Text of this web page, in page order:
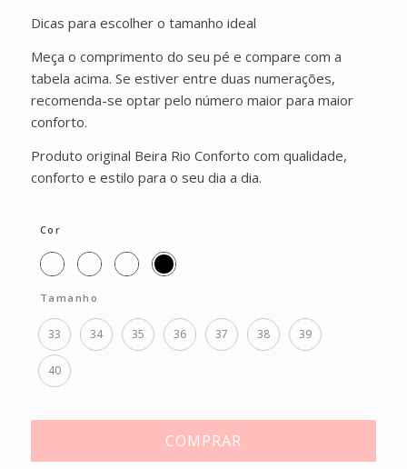
Dicas para escolher o tamanho ideal
Meça o comprimento do seu pé e compare com a
tabela acima. Se estiver entre duas numerações,
recomenda-se optar pelo número maior para maior
conforto.
Produto original Beira Rio Conforto com qualidade,
conforto e estilo para o seu dia a dia.
Cor
Tamanho
33 34 35 36 37 38 39
40
COMPRAR